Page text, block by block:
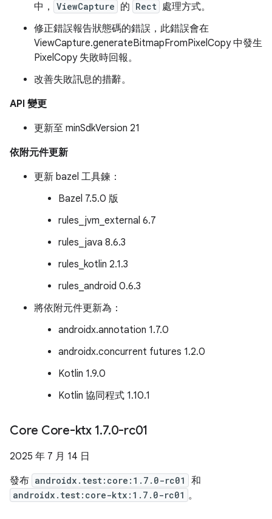
中，
ViewCapture 的 Rect 處理方式。
修正錯誤報告狀態碼的錯誤，此錯誤會在
ViewCapture.generateBitmapFromPixelCopy 中發生
PixelCopy 失敗時回報。
改善失敗訊息的措辭。
API 變更
更新至 minSdkVersion 21
依附元件更新
更新 bazel 工具鍊：
Bazel 7.5.0 版
rules_jvm_external 6.7
rules_java 8.6.3
rules_kotlin 2.1.3
rules_android 0.6.3
將依附元件更新為：
androidx.annotation 1.7.0
androidx.concurrent futures 1.2.0
Kotlin 1.9.0
Kotlin 協同程式 1.10.1
Core Core-ktx 1.7.0-rc01
2025 年 7 月 14 日
發布 androidx.test:core:1.7.0-rc01 和
androidx.test:core-ktx:1.7.0-rc01 。